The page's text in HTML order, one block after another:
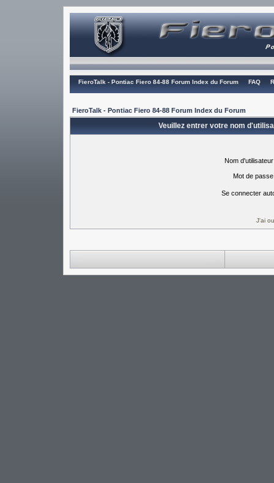
FieroTalk - Pontiac Fiero 84-88 Forum Index du Forum FAQ
FieroTalk - Pontiac Fiero 84-88 Forum Index du Forum
Veuillez entrer votre nom
Nom
Mot de
Se connecter
J'ai